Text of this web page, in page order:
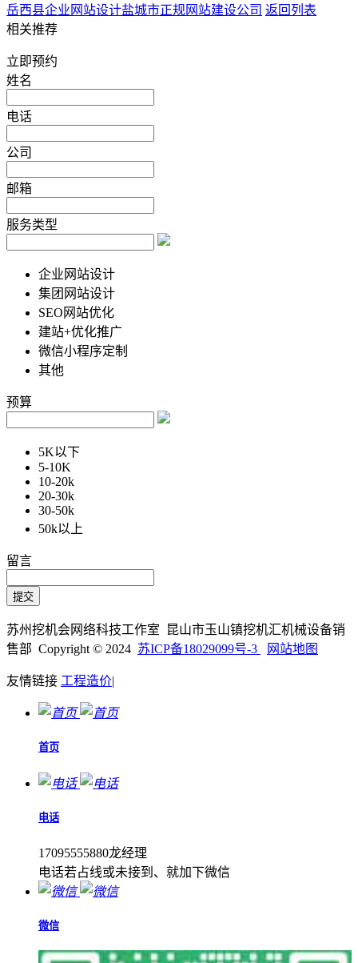
岳西县企业网站设计盐城市正规网站建设公司 返回列表
相关推荐
立即预约
姓名
电话
公司
邮箱
服务类型
企业网站设计
集团网站设计
SEO网站优化
建站+优化推广
微信小程序定制
其他
预算
5K以下
5-10K
10-20k
20-30k
30-50k
50k以上
留言
苏州挖机会网络科技工作室 昆山市玉山镇挖机汇机械设备销
售部 Copyright © 2024 苏ICP备18029099号-3 网站地图
友情链接 工程造价|
首页
电话
17095555880龙经理
电话若占线或未接到、就加下微信
微信